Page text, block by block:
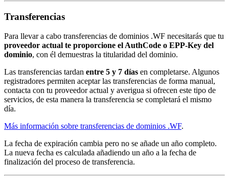
Transferencias
Para llevar a cabo transferencias de dominios .WF necesitarás que tu
proveedor actual te proporcione el AuthCode o EPP-Key del
dominio, con él demuestras la titularidad del dominio.
Las transferencias tardan entre 5 y 7 días en completarse. Algunos
registradores permiten aceptar las transferencias de forma manual,
contacta con tu proveedor actual y averigua si ofrecen este tipo de
servicios, de esta manera la transferencia se completará el mismo
día.
Más información sobre transferencias de dominios .WF.
La fecha de expiración cambia pero no se añade un año completo.
La nueva fecha es calculada añadiendo un año a la fecha de
finalización del proceso de transferencia.